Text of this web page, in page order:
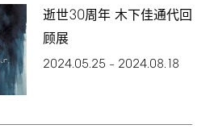
逝世30周年 木下佳通代回
顾展
2024.05.25 – 2024.08.18